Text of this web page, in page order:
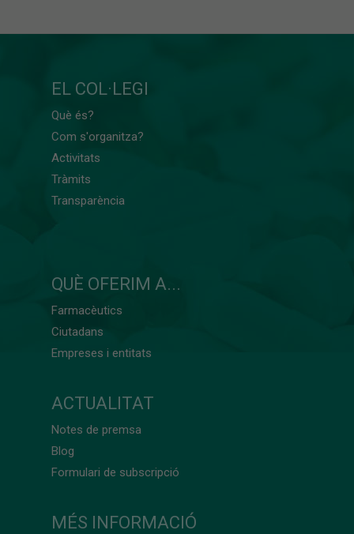
EL COL·LEGI
Què és?
Com s'organitza?
Activitats
Tràmits
Transparència
QUÈ OFERIM A...
Farmacèutics
Ciutadans
Empreses i entitats
ACTUALITAT
Notes de premsa
Blog
Formulari de subscripció
MÉS INFORMACIÓ